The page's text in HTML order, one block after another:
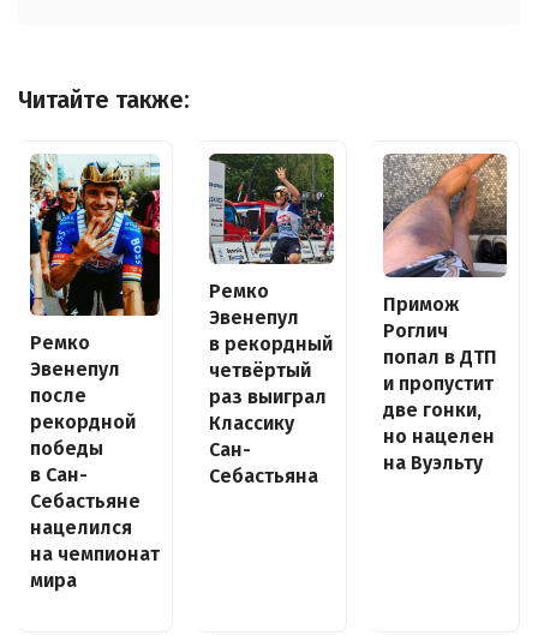
Читайте также:
Ремко
Эвенепул
после
рекордной
победы
в Сан-
Себастьяне
нацелился
на чемпионат
мира
Ремко
Эвенепул
в рекордный
четвёртый
раз выиграл
Классику
Сан-
Себастьяна
Примож
Роглич
попал в ДТП
и пропустит
две гонки,
но нацелен
на Вуэльту